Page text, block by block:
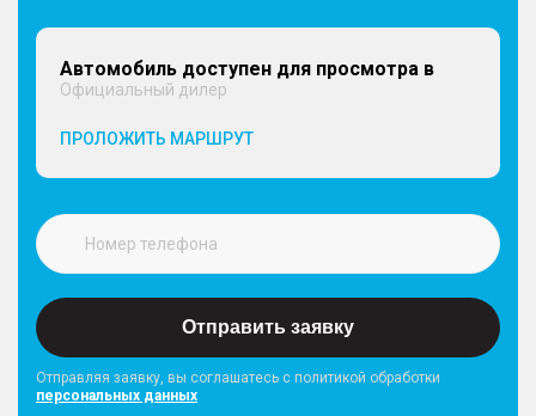
Автомобиль доступен для просмотра в
Официальный дилер
ПРОЛОЖИТЬ МАРШРУТ
Отправить заявку
Отправляя заявку, вы соглашатесь с политикой обработки
персональных данных